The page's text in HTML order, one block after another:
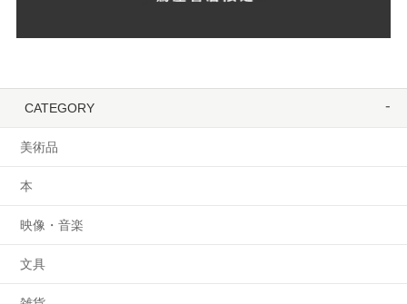
CATEGORY
美術品
本
映像・音楽
文具